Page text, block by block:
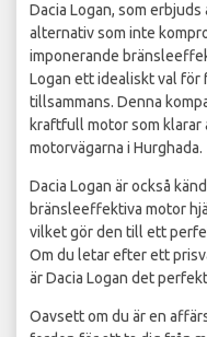
Dacia Logan, som erbjuds
alternativ som inte
imponerande
Logan ett idealiskt val
tillsammans. Denna
kraftfull motor som klarar
motorvägarna i Hurghada.
Dacia Logan är också
bränsleeffektiva motor
vilket gör den till ett
Om du letar efter ett
är Dacia Logan det
Oavsett om du är en